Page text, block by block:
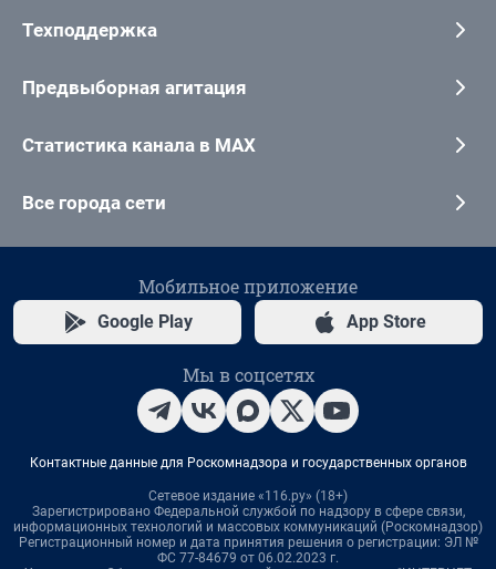
Техподдержка
Предвыборная агитация
Статистика канала в MAX
Все города сети
Мобильное приложение
Google Play App Store
Мы в соцсетях
Контактные данные для Роскомнадзора и государственных органов
Сетевое издание «116.ру» (18+)
Зарегистрировано Федеральной службой по надзору в сфере связи,
информационных технологий и массовых коммуникаций (Роскомнадзор)
Регистрационный номер и дата принятия решения о регистрации: ЭЛ №
ФС 77-84679 от 06.02.2023 г.